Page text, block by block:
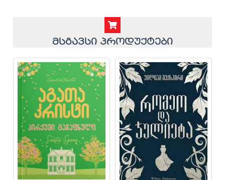
მსგავსი პროდუქტები